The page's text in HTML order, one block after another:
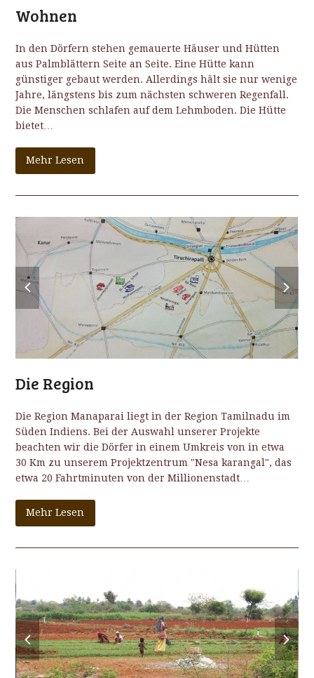
Wohnen
In den Dörfern stehen gemauerte Häuser und Hütten
aus Palmblättern Seite an Seite. Eine Hütte kann
günstiger gebaut werden. Allerdings hält sie nur wenige
Jahre, längstens bis zum nächsten schweren Regenfall.
Die Menschen schlafen auf dem Lehmboden. Die Hütte
bietet…
Mehr Lesen
previous
slide
next
slide
Die Region
Die Region Manaparai liegt in der Region Tamilnadu im
Süden Indiens. Bei der Auswahl unserer Projekte
beachten wir die Dörfer in einem Umkreis von in etwa
30 Km zu unserem Projektzentrum "Nesa karangal", das
etwa 20 Fahrtminuten von der Millionenstadt…
Mehr Lesen
previous
slide
next
slide